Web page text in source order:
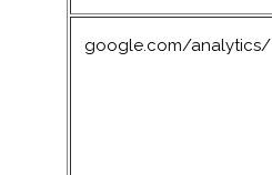
google.com/analytics/